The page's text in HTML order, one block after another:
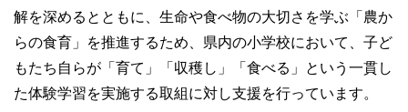
解を深めるとともに、生命や食べ物の大切さを学ぶ「農か
らの食育」を推進するため、県内の小学校において、子ど
もたち自らが「育て」「収穫し」「食べる」という一貫し
た体験学習を実施する取組に対し支援を行っています。